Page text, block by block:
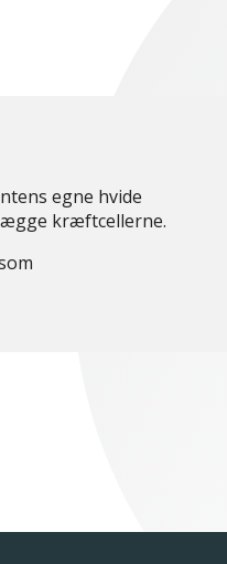
egne hvide
kræftcellerne.